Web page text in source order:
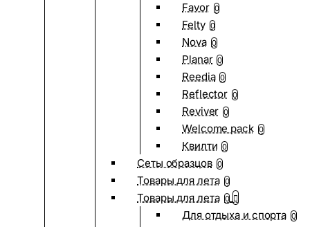
Favor 0
Felty 0
Nova 0
Planar 0
Reedia 0
Reflector 0
Reviver 0
Welcome pack 0
Квилти 0
Сеты образцов 0
Товары для лета 0
Товары для лета 0
Для отдыха и спорта 0